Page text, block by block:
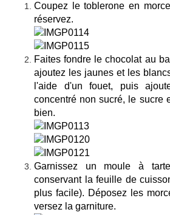
Coupez le toblerone en
réservez.
Faites fondre le chocolat au
ajoutez les jaunes et les
l'aide d'un fouet, puis
concentré non sucré, le sucre
bien.
Garnissez un moule à
conservant la feuille de
plus facile). Déposez les
versez la garniture.